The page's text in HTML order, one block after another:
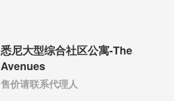
悉尼大型综合社区公寓-The
Avenues
售价请联系代理人